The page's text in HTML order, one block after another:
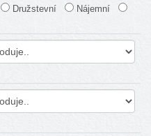
Družstevní
Nájemní